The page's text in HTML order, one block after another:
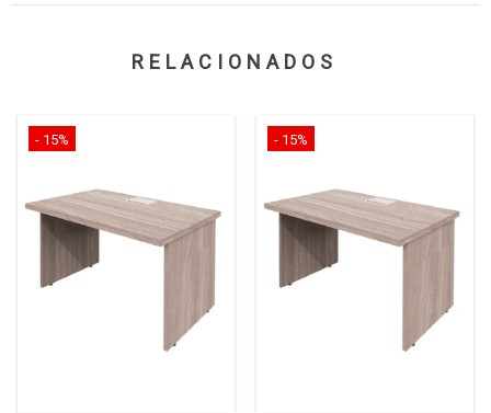
RELACIONADOS
- 15% - 15%